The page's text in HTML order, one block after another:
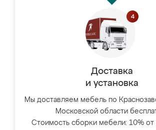
Доставка
и установка
Мы доставляем мебель по
Московской области
Стоимость сборки мебели: 10% от